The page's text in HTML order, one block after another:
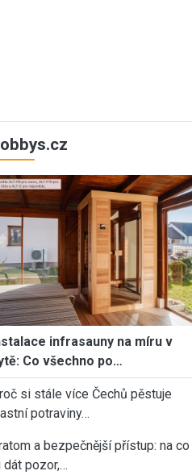
infrasauny na míru v
Co všechno po…
si stále více Čechů pěstuje
potraviny…
a bezpečnější přístup: na co
dát pozor,…